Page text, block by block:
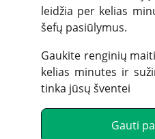
leidžia per kelias
šefų pasiūlymus.
Gaukite renginių
kelias minutes ir
tinka jūsų šventei
Gauti